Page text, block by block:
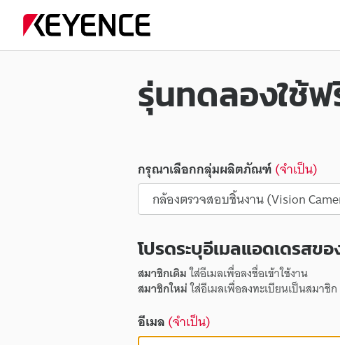
รุ่นทดลองใช้
กรุณาเลือกกลุ่มผลิตภัณฑ์(จำเป็น)
โปรดระบุอีเมลแอดเดรสข
สมาชิกเดิมใส่อีเมลเพื่อลงชื่อเข้าใช้งาน
สมาชิกใหม่ใส่อีเมลเพื่อลงทะเบียนเป็นสมาชิก
อีเมล(จำเป็น)